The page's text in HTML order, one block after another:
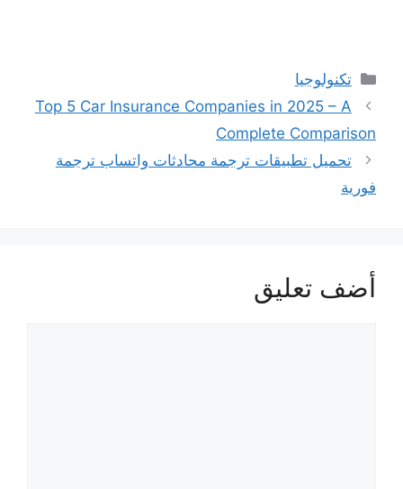
التصنيفات
تكنولوجيا
Top 5 Car Insurance Companies in 2025 – A
Complete Comparison
تحميل تطبيقات ترجمة محادثات واتساب ترجمة
فورية
أضف تعليق